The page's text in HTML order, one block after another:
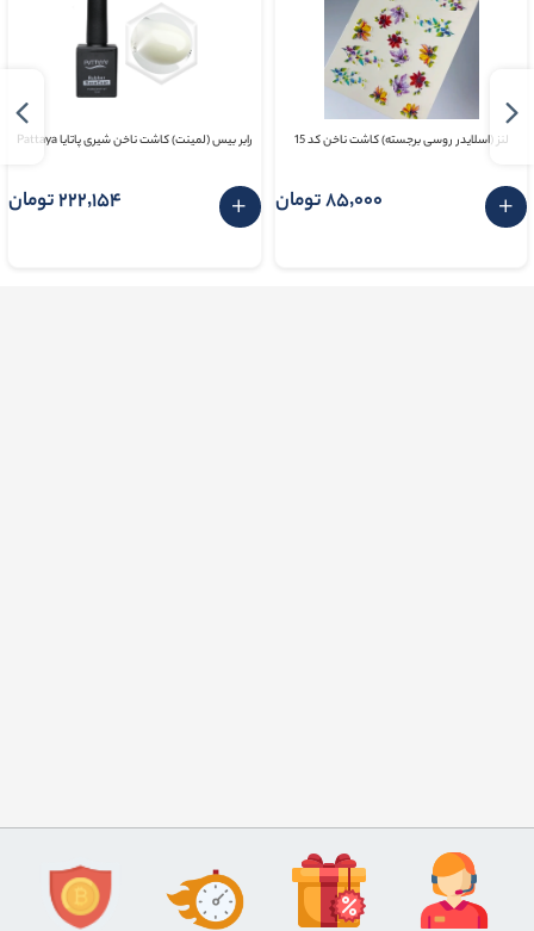
لنز (اسلایدر روسی برجسته) کاشت ناخن کد 15
85٬000 تومان
رابر بیس (لمینت) کاشت ناخن شیری پاتايا Pattaya
222٬154 تومان